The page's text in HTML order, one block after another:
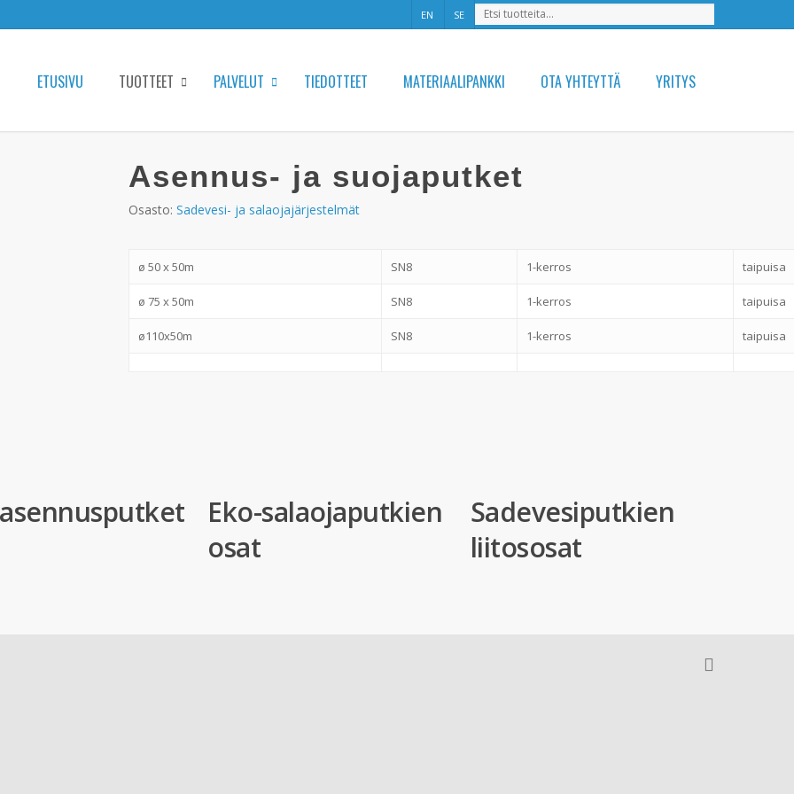
EN SE
ETUSIVU TUOTTEET PALVELUT TIEDOTTEET MATERIAALIPANKKI OTA YHTEYTTÄ YRITYS
Asennus- ja suojaputket
Osasto: Sadevesi- ja salaojajärjestelmät
ø 50 x 50m SN8 1-kerros taipuisa
ø 75 x 50m SN8 1-kerros taipuisa
ø110x50m SN8 1-kerros taipuisa
Eko-salaojaputkien
osat
Sadevesiputkien
liitososat